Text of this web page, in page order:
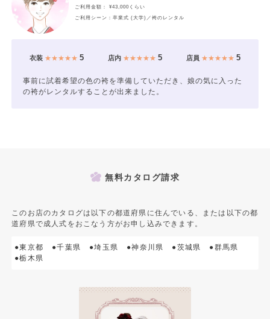
ご利用金額： ¥43,000くらい
ご利用シーン：卒業式 (大学)／袴のレンタル
衣装★★★★★ 5 店内★★★★★ 5 店員 ★★★★★5
事前に試着希望の色の袴を準備していただき、娘の気に入った
の袴がレンタルすることが出来ました。
無料カタログ請求
このお店のカタログは以下の都道府県に住んでいる、または以下の都
道府県で成人式をおこなう方がお申し込みできます。
●東京都 ●千葉県 ●埼玉県 ●神奈川県 ●茨城県
●群馬県
●栃木県